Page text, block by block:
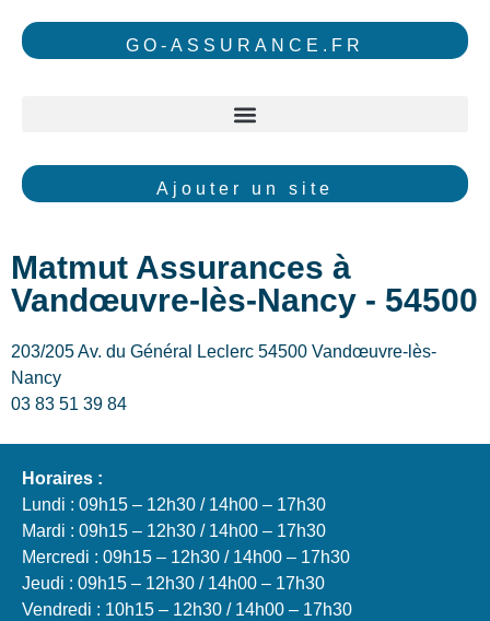
GO-ASSURANCE.FR
Ajouter un site
Matmut Assurances à
Vandœuvre-lès-Nancy - 54500
203/205 Av. du Général Leclerc 54500 Vandœuvre-lès-
Nancy
03 83 51 39 84
Horaires :
Lundi : 09h15 – 12h30 / 14h00 – 17h30
Mardi : 09h15 – 12h30 / 14h00 – 17h30
Mercredi : 09h15 – 12h30 / 14h00 – 17h30
Jeudi : 09h15 – 12h30 / 14h00 – 17h30
Vendredi : 10h15 – 12h30 / 14h00 – 17h30